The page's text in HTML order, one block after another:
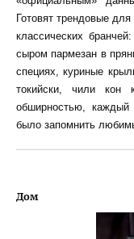
Готовят трендовые
классических
сыром пармезан в
специях, куриные
токийски, чили кон
обширностью, каждый
было запомнить
Дом